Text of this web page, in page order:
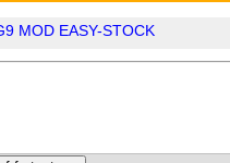
MOD EASY-STOCK